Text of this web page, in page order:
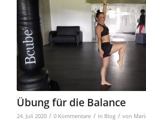
Übung für die Balance
24. Juli 2020 / 0 Kommentare / in Blog / von